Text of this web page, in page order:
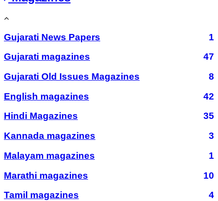
Gujarati News Papers
1
Gujarati magazines
47
Gujarati Old Issues Magazines
8
English magazines
42
Hindi Magazines
35
Kannada magazines
3
Malayam magazines
1
Marathi magazines
10
Tamil magazines
4